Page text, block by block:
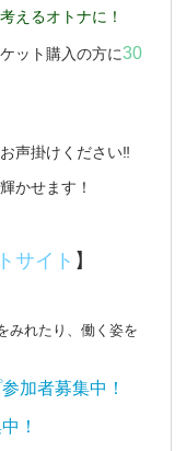
えるオトナに！
ット購入の方に30
声掛けください‼
かせます！
サイト 】
みれたり、働く姿を
加者募集中！
！